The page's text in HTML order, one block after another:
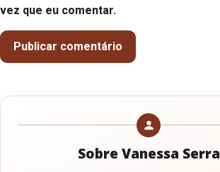
vez que eu comentar.
Sobre Vanessa Serra